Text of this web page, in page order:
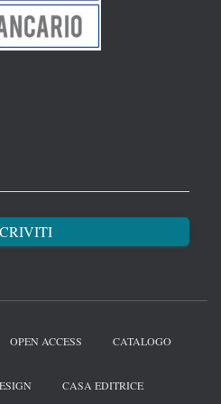
OPEN ACCESS CATALOGO
CASA EDITRICE